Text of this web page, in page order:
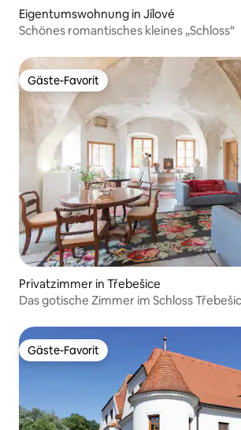
Eigentumswohnung in Jílové
Schönes romantisches kleines „Schloss“
Gäste-Favorit
Gäste-Favorit
Privatzimmer in Třebešice
Das gotische Zimmer im Schloss
Gäste-Favorit
Gäste-Favorit